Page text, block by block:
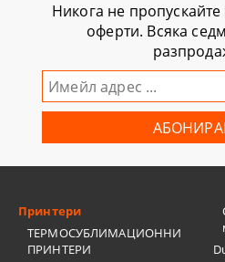
Никога не
оферти. Всяка
Принтери
ТЕРМОСУБЛИМАЦИОННИ
ПРИНТЕРИ